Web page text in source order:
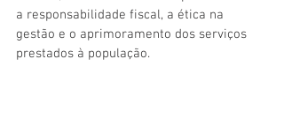
a responsabilidade fiscal, a ética na
gestão e o aprimoramento dos serviços
prestados à população.